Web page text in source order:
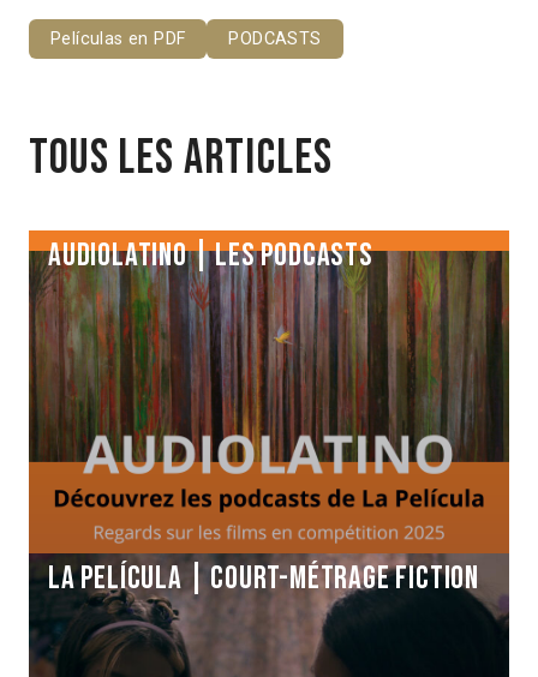
Películas en PDF PODCASTS
Tous les articles
AUDIOLATINO | Les PODCASTS
La Película | COURT-MÉTRAGE FICTION